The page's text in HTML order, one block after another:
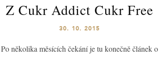
Z Cukr Addict Cukr Free
30. 10. 2015
Po několika měsících čekání je tu konečně článek o